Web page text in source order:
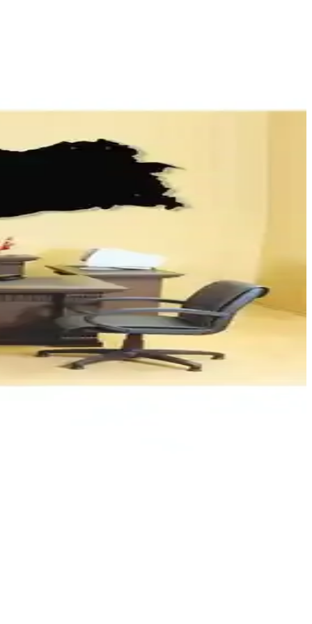
seçmenize yardımcı oluyoruz.
ve yüksek kalite, mekanınıza özgünlük ve zarafet getiriyor.
uyumlu yaşam alanları yaratılır.
mekâna özgünlük katar.
alanlarıyla renkli ve konforlu dekorasyon önerileri